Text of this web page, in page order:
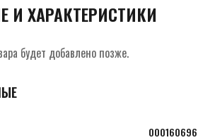
И ХАРАКТЕРИСТИКИ
будет добавлено позже.
000160696